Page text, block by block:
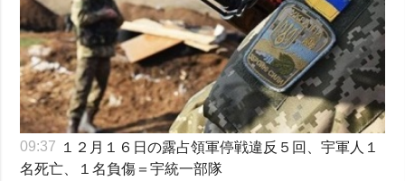
09:37 １２月１６日の露占領軍停戦違反５回、宇軍人１
名死亡、１名負傷＝宇統一部隊